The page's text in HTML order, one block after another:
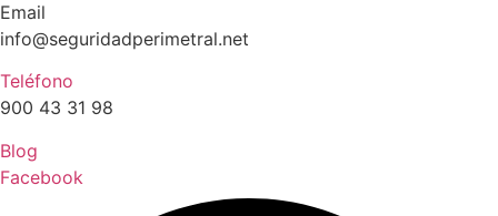
Email
info@seguridadperimetral.net
Teléfono
900 43 31 98
Blog
Facebook